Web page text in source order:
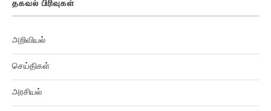
செய்திகள்
அரசியல்
மருத்துவம்